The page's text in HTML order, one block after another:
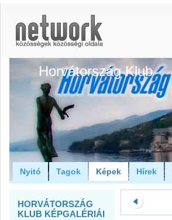
Horvátország Klub
Nyitó Tagok Képek Hírek
HORVÁTORSZÁG
KLUB KÉPGALÉRIÁI